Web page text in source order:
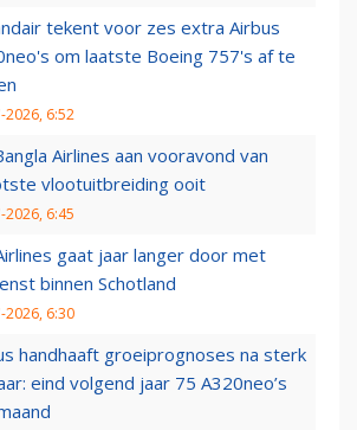
tekent voor zes extra Airbus
om laatste Boeing 757's af te
2026, 6:52
Airlines aan vooravond van
vlootuitbreiding ooit
2026, 6:45
gaat jaar langer door met
binnen Schotland
2026, 6:30
handhaaft groeiprognoses na sterk
eind volgend jaar 75 A320neo’s